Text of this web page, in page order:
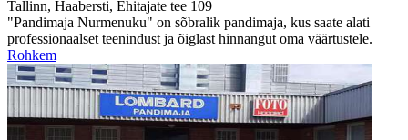
Tallinn, Haabersti, Ehitajate tee 109
"Pandimaja Nurmenuku" on sõbralik pandimaja, kus saate alati
professionaalset teenindust ja õiglast hinnangut oma väärtustele.
Rohkem